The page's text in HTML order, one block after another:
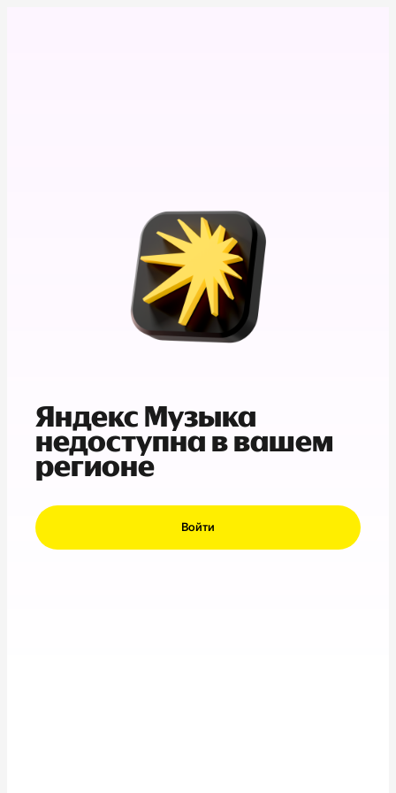
Яндекс Музыка
недоступна в вашем
регионе
Войти